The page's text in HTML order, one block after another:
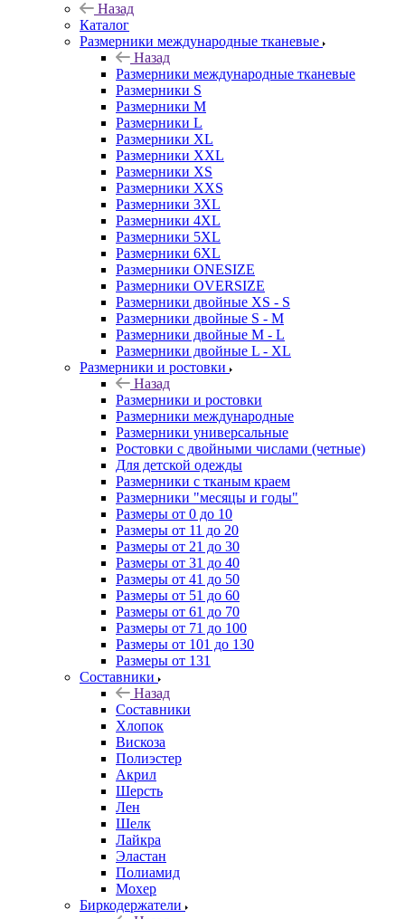
Назад
Каталог
Размерники международные тканевые
Назад
Размерники международные тканевые
Размерники S
Размерники M
Размерники L
Размерники XL
Размерники XXL
Размерники XS
Размерники XXS
Размерники 3XL
Размерники 4XL
Размерники 5XL
Размерники 6XL
Размерники ONESIZE
Размерники OVERSIZE
Размерники двойные XS - S
Размерники двойные S - M
Размерники двойные M - L
Размерники двойные L - XL
Размерники и ростовки
Назад
Размерники и ростовки
Размерники международные
Размерники универсальные
Ростовки с двойными числами (четные)
Для детской одежды
Размерники с тканым краем
Размерники "месяцы и годы"
Размеры от 0 до 10
Размеры от 11 до 20
Размеры от 21 до 30
Размеры от 31 до 40
Размеры от 41 до 50
Размеры от 51 до 60
Размеры от 61 до 70
Размеры от 71 до 100
Размеры от 101 до 130
Размеры от 131
Составники
Назад
Составники
Хлопок
Вискоза
Полиэстер
Акрил
Шерсть
Лен
Шелк
Лайкра
Эластан
Полиамид
Мохер
Биркодержатели